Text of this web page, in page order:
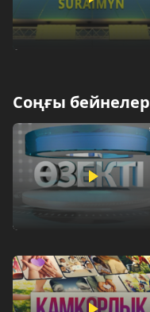
Соңғы бейнелер